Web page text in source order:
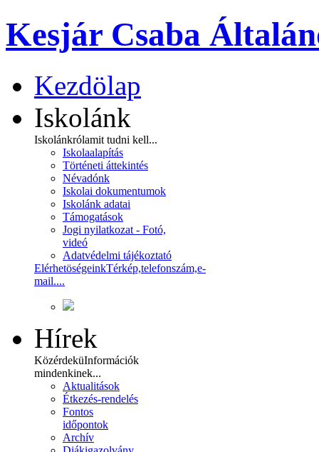
Kesjár Csaba
Kezdölap
Iskolánk
Iskolánkrólamit tudni kell...
Iskolaalapítás
Történeti áttekintés
Névadónk
Iskolai dokumentumok
Iskolánk adatai
Támogatások
Jogi nyilatkozat - Fotó,
videó
Adatvédelmi tájékoztató
ElérhetöségeinkTérkép,telefonszám,e-
mail....
Hírek
KözérdeküInformációk
mindenkinek...
Aktualitások
Étkezés-rendelés
Fontos
időpontok
Archív